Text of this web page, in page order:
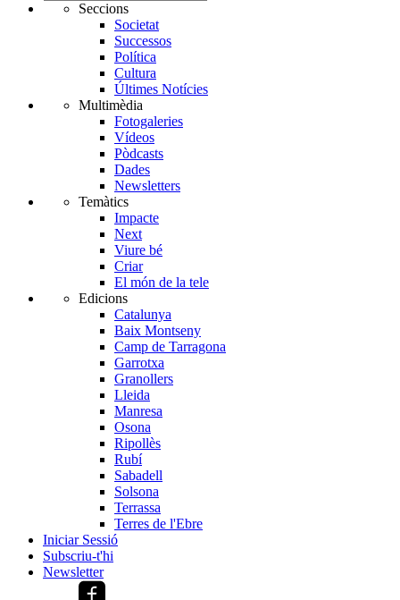
Seccions
Societat
Successos
Política
Cultura
Últimes Notícies
Multimèdia
Fotogaleries
Vídeos
Pòdcasts
Dades
Newsletters
Temàtics
Impacte
Next
Viure bé
Criar
El món de la tele
Edicions
Catalunya
Baix Montseny
Camp de Tarragona
Garrotxa
Granollers
Lleida
Manresa
Osona
Ripollès
Rubí
Sabadell
Solsona
Terrassa
Terres de l'Ebre
Iniciar Sessió
Subscriu-t'hi
Newsletter